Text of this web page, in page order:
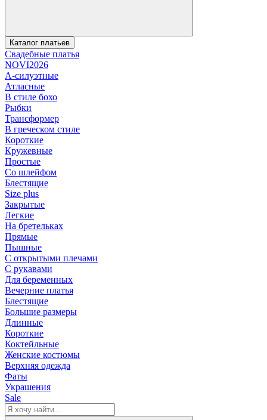
Каталог платьев
Свадебные платья
NOVI2026
А-силуэтные
Атласные
В стиле бохо
Рыбки
Трансформер
В греческом стиле
Короткие
Кружевные
Простые
Со шлейфом
Блестящие
Size plus
Закрытые
Легкие
На бретельках
Прямые
Пышные
С открытыми плечами
С рукавами
Для беременных
Вечерние платья
Блестящие
Большие размеры
Длинные
Короткие
Коктейльные
Женские костюмы
Верхняя одежда
Фаты
Украшения
Sale